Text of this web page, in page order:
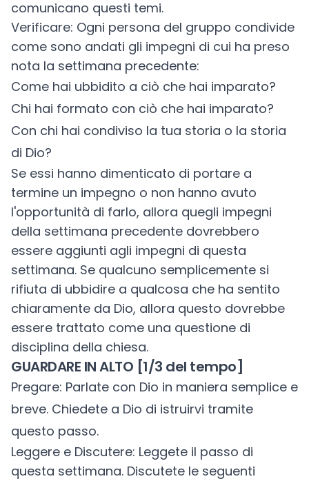
comunicano questi temi.
Verificare: Ogni persona del gruppo condivide
come sono andati gli impegni di cui ha preso
nota la settimana precedente:
Come hai ubbidito a ciò che hai imparato?
Chi hai formato con ciò che hai imparato?
Con chi hai condiviso la tua storia o la storia
di Dio?
Se essi hanno dimenticato di portare a
termine un impegno o non hanno avuto
l'opportunità di farlo, allora quegli impegni
della settimana precedente dovrebbero
essere aggiunti agli impegni di questa
settimana. Se qualcuno semplicemente si
rifiuta di ubbidire a qualcosa che ha sentito
chiaramente da Dio, allora questo dovrebbe
essere trattato come una questione di
disciplina della chiesa.
GUARDARE IN ALTO [1/3 del tempo]
Pregare: Parlate con Dio in maniera semplice e
breve. Chiedete a Dio di istruirvi tramite
questo passo.
Leggere e Discutere: Leggete il passo di
questa settimana. Discutete le seguenti